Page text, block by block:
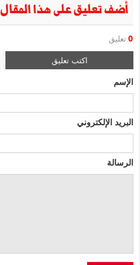
أضف تعليق على هذا المقال
0 تعليق
اكتب تعليق
الإسم
البريد الإلكتروني
الرسالة